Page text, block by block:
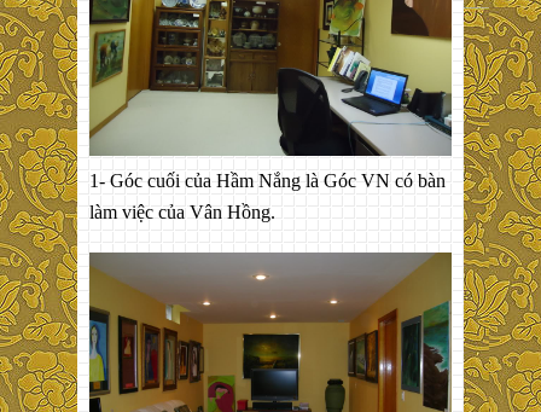
1- Góc cuối của Hầm Nắng là Góc VN có bàn
làm việc của Vân Hồng.